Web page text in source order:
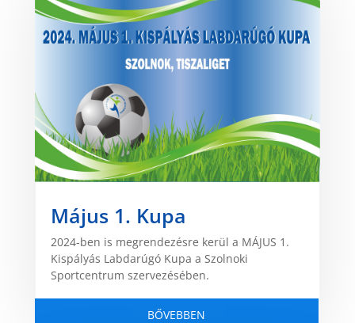
Május 1. Kupa
2024-ben is megrendezésre kerül a MÁJUS 1.
Kispályás Labdarúgó Kupa a Szolnoki
Sportcentrum szervezésében.
BŐVEBBEN